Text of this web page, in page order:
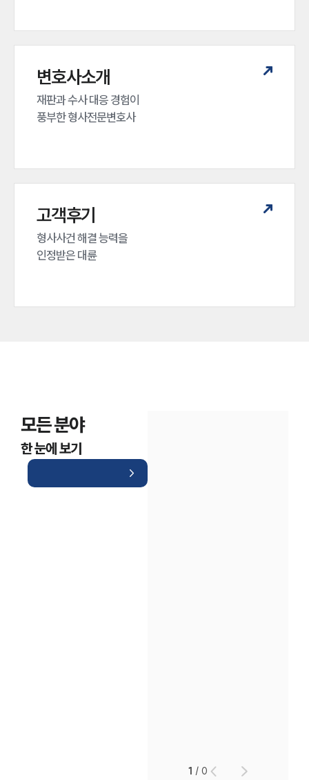
구성원 소개
소식/자료
법률 블로그
변호사소개
재판과 수사 대응 경험이
풍부한 형사전문변호사
고객후기
형사사건 해결 능력을
인정받은 대륜
모든 분야
한 눈에 보기
1 /0